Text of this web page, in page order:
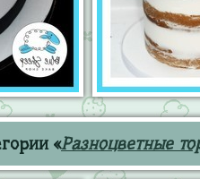
«Разноцветные